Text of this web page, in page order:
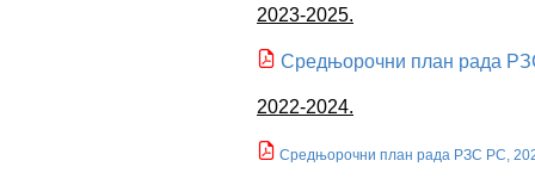
2023-2025.
Средњорочни план рада
2022-2024.
Средњорочни план рада РЗС РС,